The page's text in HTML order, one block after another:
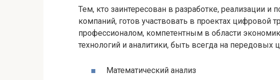
Тем, кто заинтересован в разработке, реализации
компаний, готов участвовать в проектах цифровой
профессионалом, компетентным в области
технологий и аналитики, быть всегда на передовых
Математический анализ